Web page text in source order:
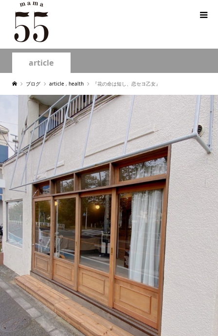
article
ブログ article , health 『花の命は短し、恋セヨ乙女』